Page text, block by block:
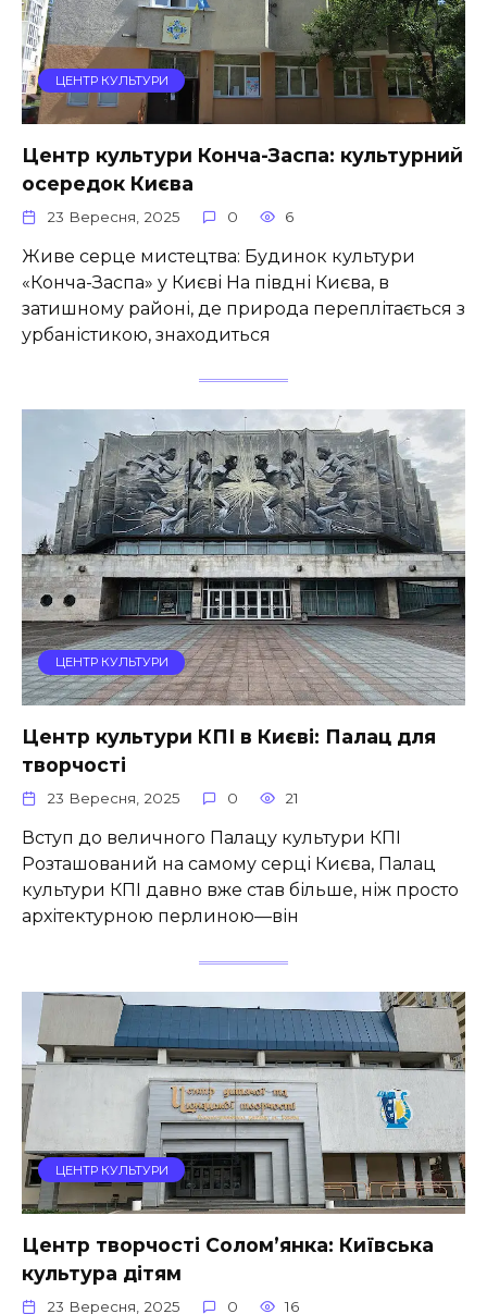
ЦЕНТР КУЛЬТУРИ
Центр культури Конча-Заспа: культурний
осередок Києва
23 Вересня, 2025 0 6
Живе серце мистецтва: Будинок культури
«Конча-Заспа» у Києві На півдні Києва, в
затишному районі, де природа переплітається з
урбаністикою, знаходиться
ЦЕНТР КУЛЬТУРИ
Центр культури КПІ в Києві: Палац для
творчості
23 Вересня, 2025 0 21
Вступ до величного Палацу культури КПІ
Розташований на самому серці Києва, Палац
культури КПІ давно вже став більше, ніж просто
архітектурною перлиною—він
ЦЕНТР КУЛЬТУРИ
Центр творчості Солом’янка: Київська
культура дітям
23 Вересня, 2025 0 16